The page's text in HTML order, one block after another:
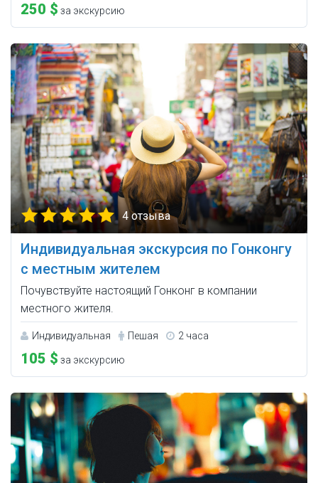
250 $ за экскурсию
4 отзыва
Индивидуальная экскурсия по Гонконгу
с местным жителем
Почувствуйте настоящий Гонконг в компании
местного жителя.
Индивидуальная Пешая 2 часа
105 $ за экскурсию